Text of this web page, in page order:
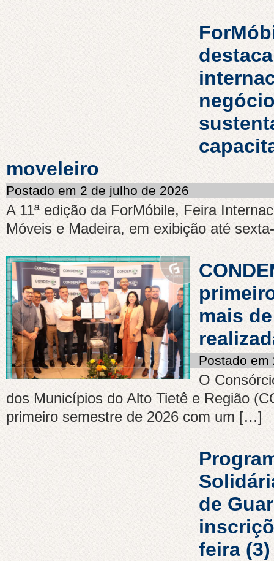
moveleiro
Postado em 2 de julho de 2026
A 11ª edição da ForMóbile, Feira
Móveis e Madeira, em exibição até
mais
Postado em
O
dos Municípios do Alto Tietê e Região
primeiro semestre de 2026 com um […]
de
feira (3)